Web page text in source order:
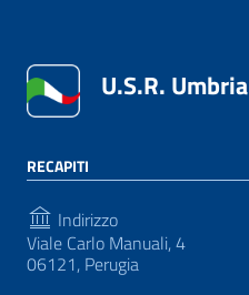
U.S.R. Umbria
RECAPITI
Indirizzo
Viale Carlo Manuali, 4
06121, Perugia